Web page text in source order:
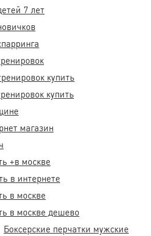
7 лет
купить
купить
магазин
+в москве
в интернете
в москве
в москве дешево
Боксерские перчатки мужские